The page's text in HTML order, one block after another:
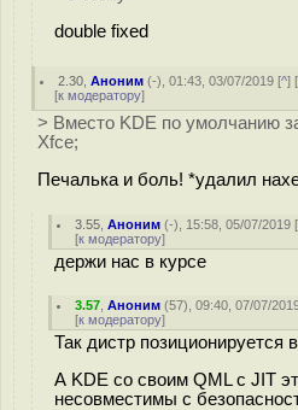
double fixed
2.30 ,Аноним (-), 01:43, 03/07/2019 [^] [
[к модератору]
> Вместо KDE по умолчанию
Xfce;
Печалька и боль! *удалил
3.55 ,Аноним (-), 15:58, 05/07/2019 [
[к модератору]
держи нас в курсе
3.57 ,Аноним (57), 09:40, 07/07/
[к модератору]
Так дистр позиционируется
А KDE со своим QML с JIT
несовместимы с